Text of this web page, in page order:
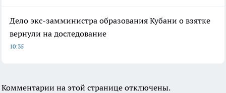
Дело экс-замминистра образования Кубани о взятке
вернули на доследование
10:35
Комментарии на этой странице отключены.